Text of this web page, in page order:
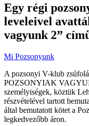
Egy régi
leveleivel
vagyunk 2”
Mi Pozsonyunk
A pozsonyi V-klub
POZSONYIAK
személyiségek, köztük
részvételével tartott
által bemutatott kötet a
legkedvezőbb áron.